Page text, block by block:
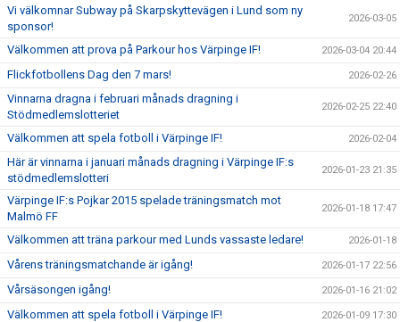
Vi välkomnar Subway på Skarpskyttevägen i Lund som ny
sponsor!
2026-03-05
Välkommen att prova på Parkour hos Värpinge IF! 2026-03-04 20:44
Flickfotbollens Dag den 7 mars! 2026-02-26
Vinnarna dragna i februari månads dragning i
Stödmedlemslotteriet
2026-02-25 22:40
Välkommen att spela fotboll i Värpinge IF! 2026-02-04
Här är vinnarna i januari månads dragning i Värpinge IF:s
stödmedlemslotteri
2026-01-23 21:35
Värpinge IF:s Pojkar 2015 spelade träningsmatch mot
Malmö FF
2026-01-18 17:47
Välkommen att träna parkour med Lunds vassaste ledare! 2026-01-18
Vårens träningsmatchande är igång! 2026-01-17 22:56
Vårsäsongen igång! 2026-01-16 21:02
Välkommen att spela fotboll i Värpinge IF! 2026-01-09 17:30